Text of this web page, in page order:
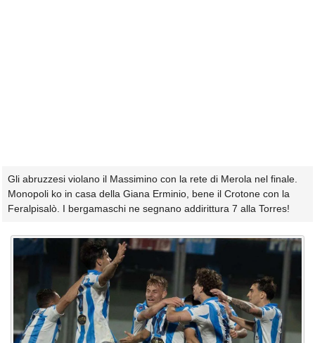
Gli abruzzesi violano il Massimino con la rete di Merola nel finale.
Monopoli ko in casa della Giana Erminio, bene il Crotone con la
Feralpisalò. I bergamaschi ne segnano addirittura 7 alla Torres!